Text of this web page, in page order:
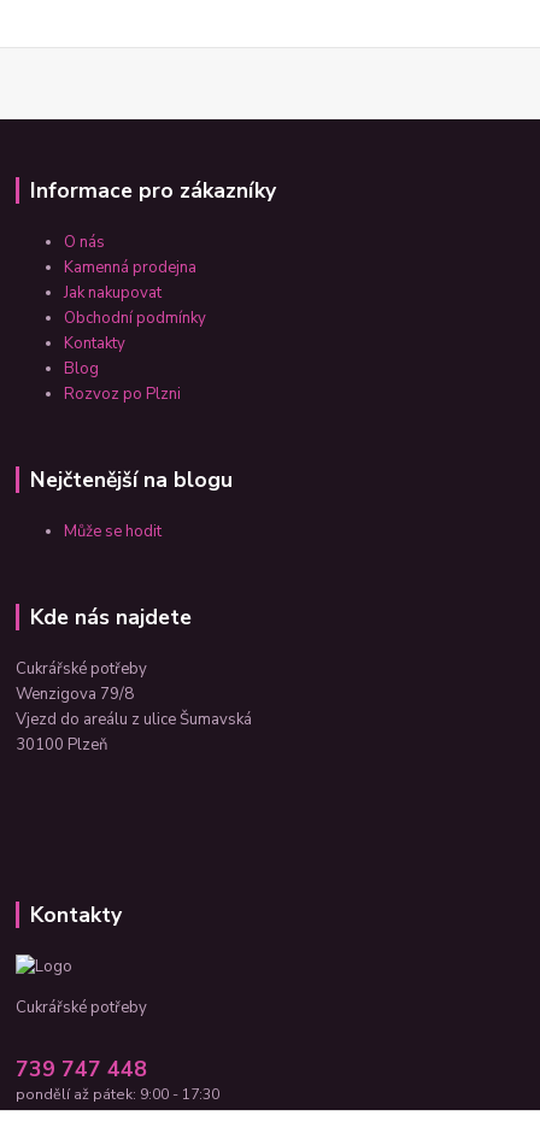
Informace pro zákazníky
O nás
Kamenná prodejna
Jak nakupovat
Obchodní podmínky
Kontakty
Blog
Rozvoz po Plzni
Nejčtenější na blogu
Může se hodit
Kde nás najdete
Cukrářské potřeby
Wenzigova 79/8
Vjezd do areálu z ulice Šumavská
30100 Plzeň
Kontakty
Cukrářské potřeby
739 747 448
pondělí až pátek: 9:00 - 17:30